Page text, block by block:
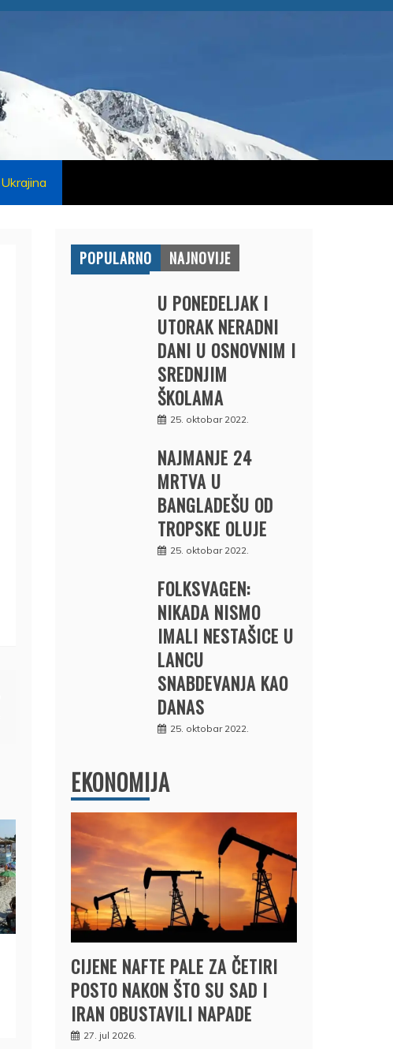
Ukrajina
POPULARNO NAJNOVIJE
U PONEDELJAK I
UTORAK NERADNI
DANI U OSNOVNIM I
SREDNJIM
ŠKOLAMA
25. oktobar 2022.
NAJMANJE 24
MRTVA U
BANGLADEŠU OD
TROPSKE OLUJE
25. oktobar 2022.
FOLKSVAGEN:
NIKADA NISMO
IMALI NESTAŠICE U
LANCU
SNABDEVANJA KAO
DANAS
25. oktobar 2022.
EKONOMIJA
CIJENE NAFTE PALE ZA ČETIRI
POSTO NAKON ŠTO SU SAD I
IRAN OBUSTAVILI NAPADE
27. jul 2026.